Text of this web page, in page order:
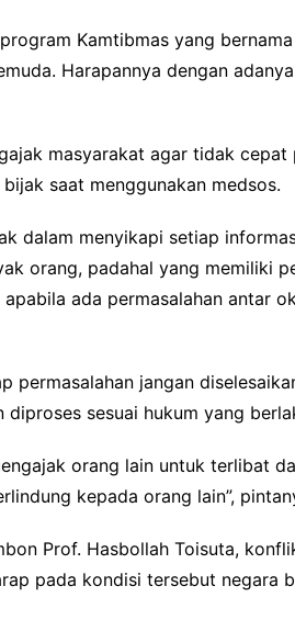
Kamtibmas yang
Harapannya dengan
masyarakat agar tidak
saat menggunakan medsos.
dalam menyikapi setiap
orang, padahal yang memiliki
ada permasalahan antar
permasalahan jangan
sesuai hukum yang
orang lain untuk terlibat
kepada orang lain”,
Prof. Hasbollah Toisuta,
pada kondisi tersebut negara